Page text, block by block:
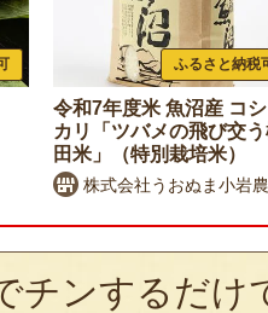
ふるさと納税
令和7年度米 魚沼産 コ
カリ「ツバメの飛び交う
田米」（特別栽培米）
株式会社うおぬま小岩
チンするだけ